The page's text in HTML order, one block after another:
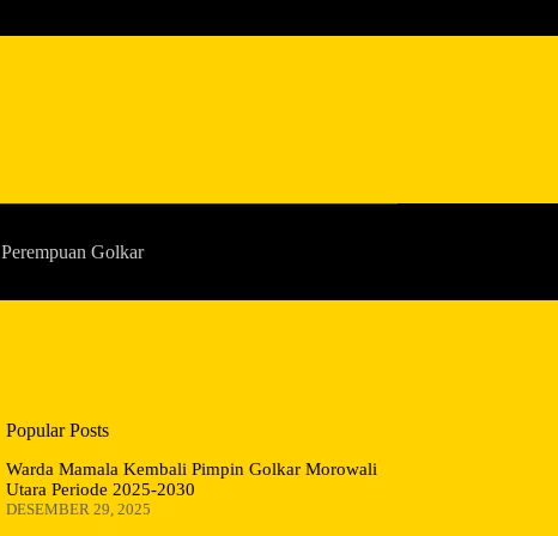
Perempuan Golkar
Popular Posts
Warda Mamala Kembali Pimpin Golkar Morowali
Utara Periode 2025-2030
DESEMBER 29, 2025